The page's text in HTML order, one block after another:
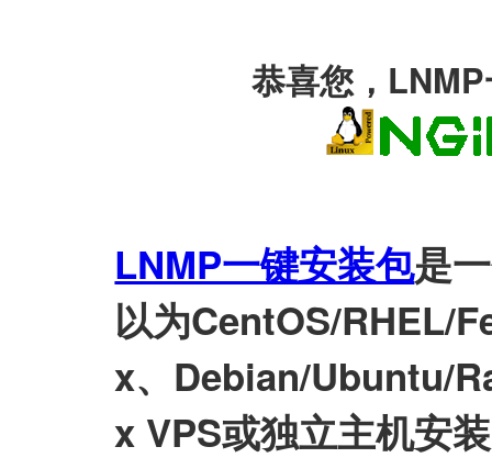
恭喜您，
LNMP一键安装包是
以为CentOS/RHEL/
x、Debian/Ubuntu/
x VPS或独立主机安